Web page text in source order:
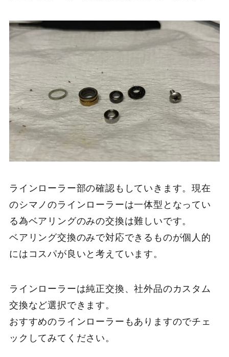
ラインローラー部の確認もしていきます。現在
のシマノのラインローラーは一体型となってい
る為ベアリングのみの交換は難しいです。
ベアリング交換のみで対応できるものが個人的
にはコスパが良いと考えています。
ラインローラーは純正交換、社外品のカスタム
交換など選択できます。
おすすめのラインローラーもありますのでチェ
ックしてみてください。